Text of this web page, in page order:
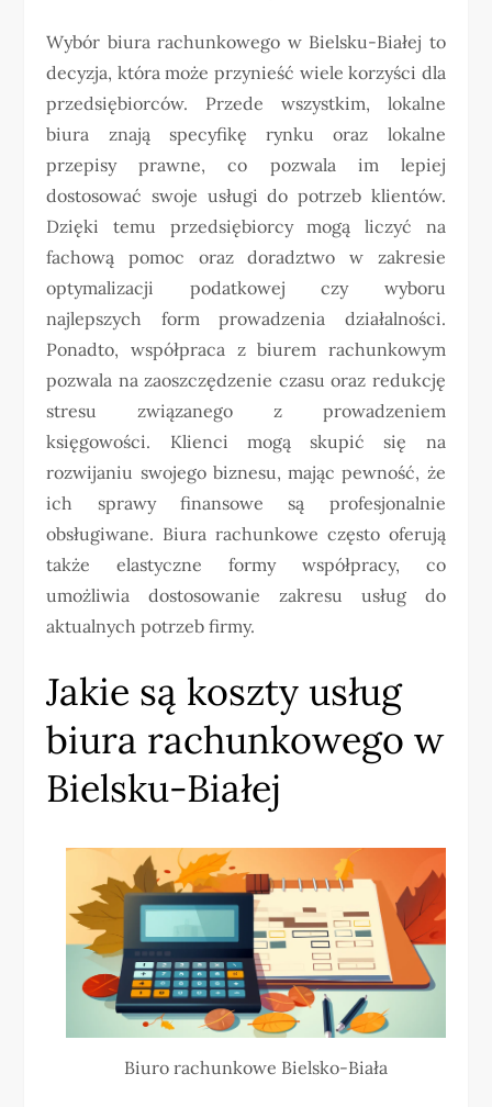
Wybór biura rachunkowego w Bielsku-Białej to
decyzja, która może przynieść wiele korzyści dla
przedsiębiorców. Przede wszystkim, lokalne
biura znają specyfikę rynku oraz lokalne
przepisy prawne, co pozwala im lepiej
dostosować swoje usługi do potrzeb klientów.
Dzięki temu przedsiębiorcy mogą liczyć na
fachową pomoc oraz doradztwo w zakresie
optymalizacji podatkowej czy wyboru
najlepszych form prowadzenia działalności.
Ponadto, współpraca z biurem rachunkowym
pozwala na zaoszczędzenie czasu oraz redukcję
stresu związanego z prowadzeniem
księgowości. Klienci mogą skupić się na
rozwijaniu swojego biznesu, mając pewność, że
ich sprawy finansowe są profesjonalnie
obsługiwane. Biura rachunkowe często oferują
także elastyczne formy współpracy, co
umożliwia dostosowanie zakresu usług do
aktualnych potrzeb firmy.
Jakie są koszty usług
biura rachunkowego w
Bielsku-Białej
Biuro rachunkowe Bielsko-Biała